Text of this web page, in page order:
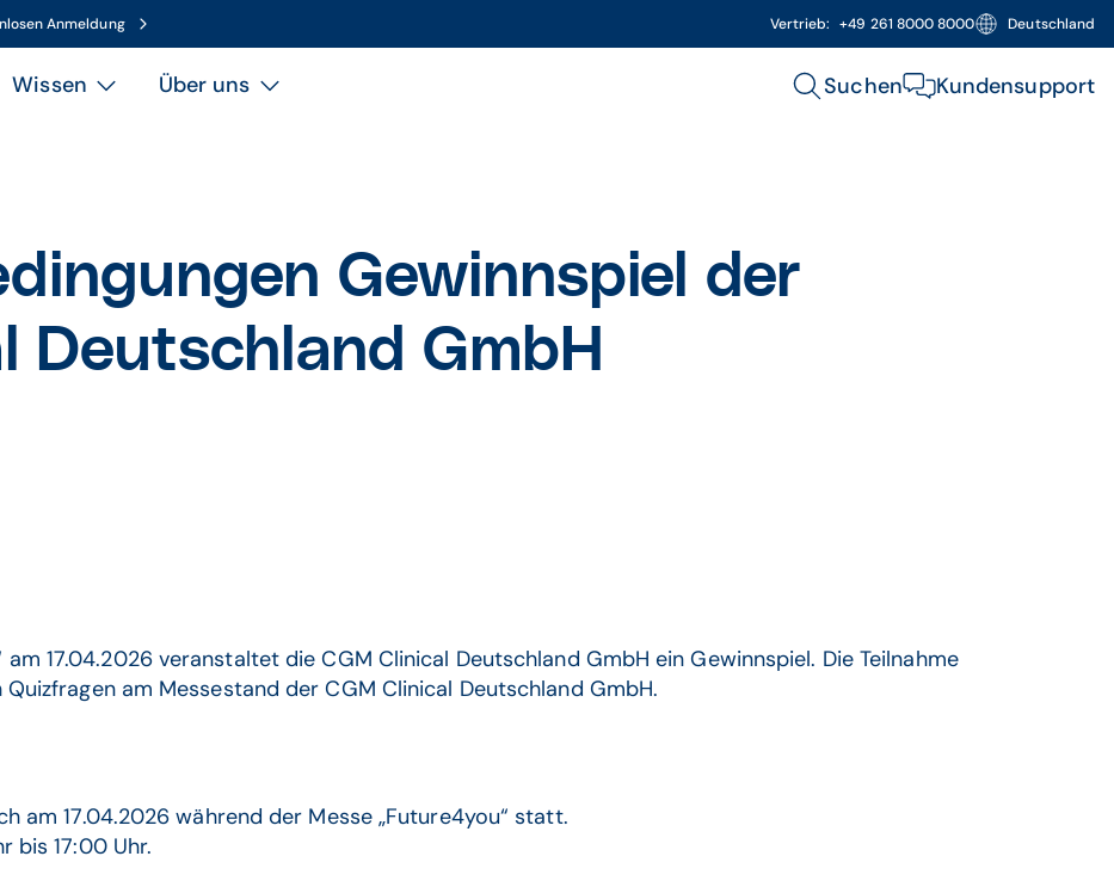
Anmeldung Vertrieb: +49 261 8000 8000 Deutschland
Wissen Über uns Suchen Kundensupport
Gewinnspiel der
Deutschland GmbH
am 17.04.2026 veranstaltet die CGM Clinical Deutschland GmbH ein Gewinnspiel. Die Teilnahme
am Messestand der CGM Clinical Deutschland GmbH.
am 17.04.2026 während der Messe „Future4you“ statt.
bis 17:00 Uhr.